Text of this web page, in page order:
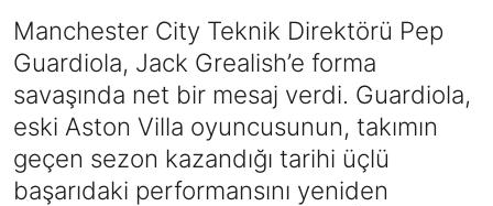
Manchester City Teknik Direktörü Pep
Guardiola, Jack Grealish’e forma
savaşında net bir mesaj verdi. Guardiola,
eski Aston Villa oyuncusunun, takımın
geçen sezon kazandığı tarihi üçlü
başarıdaki performansını yeniden